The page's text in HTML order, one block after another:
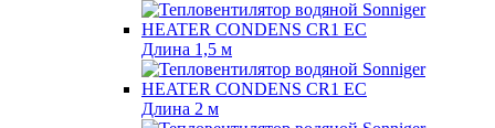
Длина 1,5 м
Длина 2 м